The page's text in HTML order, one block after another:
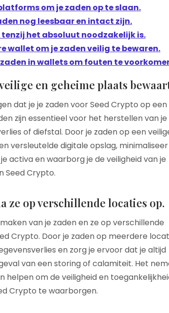
om je zaden op te slaan.
nog leesbaar en intact zijn.
het absoluut noodzakelijk is.
wallet om je zaden veilig te bewaren.
in wallets om fouten te
en geheime plaats
dat je je zaden voor Seed Crypto op een
zijn essentieel voor het herstellen van je
of diefstal. Door je zaden op een
versleutelde digitale opslag, minimaliseer
activa en waarborg je de veiligheid van je
Seed Crypto.
ze op verschillende locaties op.
van je zaden en ze op verschillende
Crypto. Door je zaden op meerdere
en zorg je ervoor dat je altijd
van een storing of calamiteit. Het
helpen om de veiligheid en
Crypto te waarborgen.